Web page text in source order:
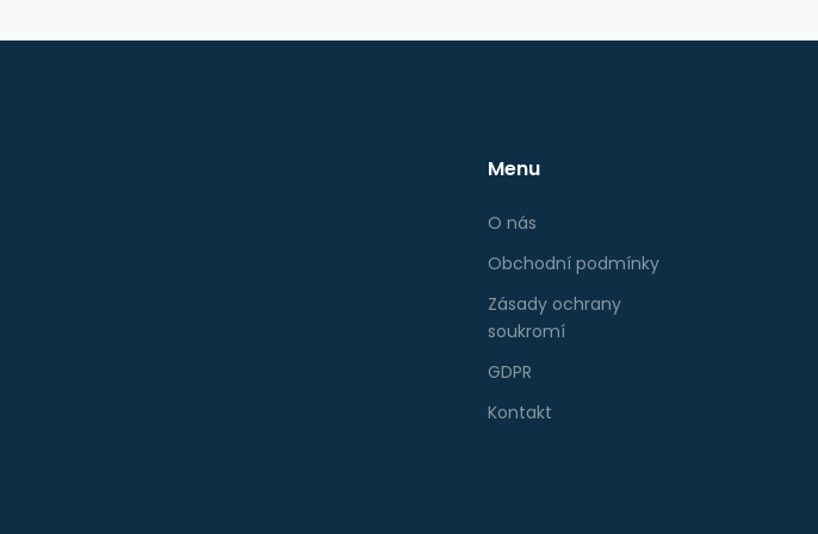
Menu
O nás
Obchodní podmínky
Zásady ochrany
soukromí
GDPR
Kontakt